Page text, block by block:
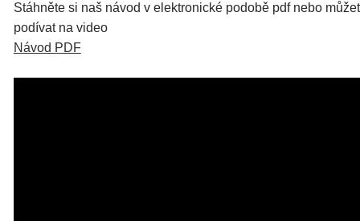
Stáhněte si naš návod v elektronické podobě pdf nebo
podívat na video
Návod PDF